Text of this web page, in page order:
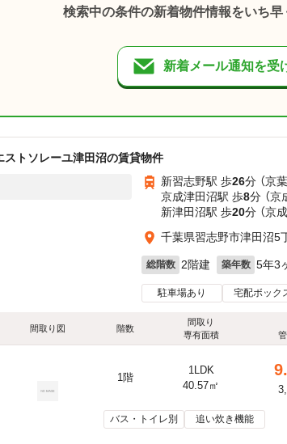
検索中の条件の新着物件情報をいち
新着メール通知を受
ストソレーユ津田沼の賃貸物件
新習志野駅 歩26分 （京葉
京成津田沼駅 歩8分 （京
新津田沼駅 歩20分 （京
千葉県習志野市津田沼5
総階数 2階建 築年数 5年3
駐車場あり 宅配ボック
間取り図 階数
間取り
専有面積
1階
1LDK
40.57㎡
バス・トイレ別 追い炊き機能